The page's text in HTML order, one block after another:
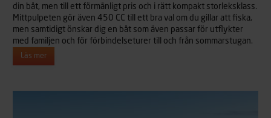
din båt, men till ett förmånligt pris och i rätt kompakt storleksklass.
Mittpulpeten gör även 450 CC till ett bra val om du gillar att fiska,
men samtidigt önskar dig en båt som även passar för utflykter
med familjen och för förbindelseturer till och från sommarstugan.
Läs mer